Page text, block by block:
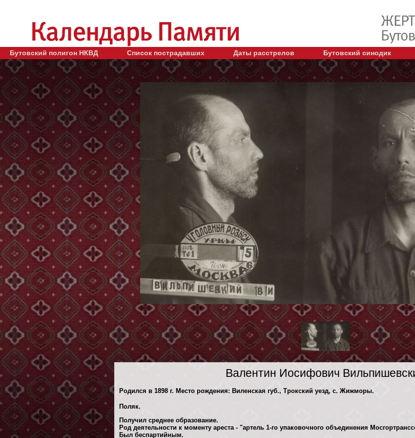
Бутовский полигон НКВД Список пострадавших Даты расстрелов Бутовский синодик
Валентин Иосифович
Родился в 1898 г. Место рождения: Виленская губ., Трокский уезд, с. Жижморы.
Поляк.
Получил среднее образование.
Род деятельности к моменту ареста - "артель 1-го упаковочного объединения
Был беспартийным.